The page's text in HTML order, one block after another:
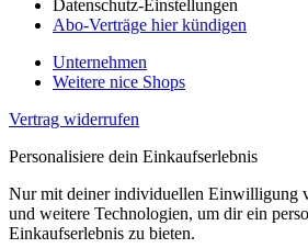
Datenschutz-Einstellungen
Abo-Verträge hier kündigen
Unternehmen
Weitere nice Shops
Vertrag widerrufen
Personalisiere dein Einkaufserlebnis
Nur mit deiner individuellen Einwilligung
und weitere Technologien, um dir ein
Einkaufserlebnis zu bieten.